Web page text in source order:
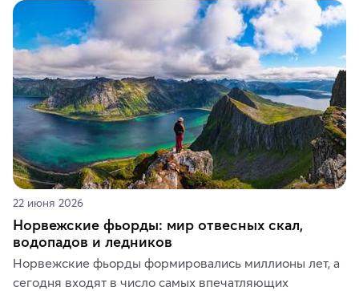
керамики и изделий из кожи на турецких рынках и в
аутентичных лавках — в подарок близким или себе на
память о путешествии.
22 июня 2026
Норвежские фьорды: мир отвесных скал,
водопадов и ледников
Норвежские фьорды формировались миллионы лет, а
сегодня входят в число самых впечатляющих